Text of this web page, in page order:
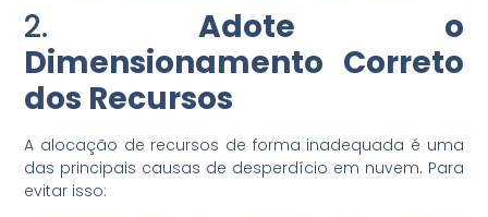
2. Adote o
Dimensionamento Correto
dos Recursos
A alocação de recursos de forma inadequada é uma
das principais causas de desperdício em nuvem. Para
evitar isso: